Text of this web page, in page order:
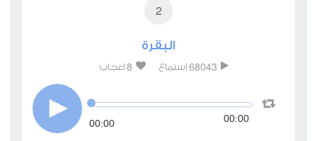
2
البقرة
68043 استماع 8 اعجاب
00:00 00:00